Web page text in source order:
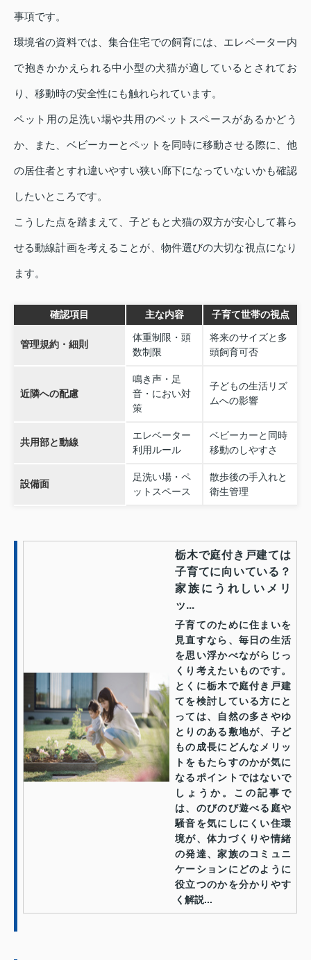
事項です。
環境省の資料では、集合住宅での飼育には、エレベーター内
で抱きかかえられる中小型の犬猫が適しているとされてお
り、移動時の安全性にも触れられています。
ペット用の足洗い場や共用のペットスペースがあるかどう
か、また、ベビーカーとペットを同時に移動させる際に、他
の居住者とすれ違いやすい狭い廊下になっていないかも確認
したいところです。
こうした点を踏まえて、子どもと犬猫の双方が安心して暮ら
せる動線計画を考えることが、物件選びの大切な視点になり
ます。
確認項目 主な内容 子育て世帯の視点
管理規約・細則
体重制限・頭
数制限
将来のサイズと多
頭飼育可否
近隣への配慮
鳴き声・足
音・におい対
策
子どもの生活リズ
ムへの影響
共用部と動線
エレベーター
利用ルール
ベビーカーと同時
移動のしやすさ
設備面
足洗い場・ペ
ットスペース
散歩後の手入れと
衛生管理
栃木で庭付き戸建ては
子育てに向いている？
家族にうれしいメリ
ッ...
子育てのために住まいを
見直すなら、毎日の生活
を思い浮かべながらじっ
くり考えたいものです。
とくに栃木で庭付き戸建
てを検討している方にと
っては、自然の多さやゆ
とりのある敷地が、子ど
もの成長にどんなメリッ
トをもたらすのかが気に
なるポイントではないで
しょうか。この記事で
は、のびのび遊べる庭や
騒音を気にしにくい住環
境が、体力づくりや情緒
の発達、家族のコミュニ
ケーションにどのように
役立つのかを分かりやす
く解説...